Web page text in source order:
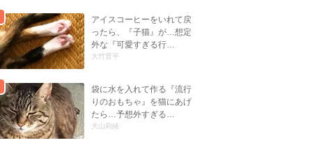
アイスコーヒーをいれて戻
ったら、『子猫』が…想定
外な『可愛すぎる行…
大竹晋平
袋に水を入れて作る『流行
りのおもちゃ』を猫にあげ
たら…予想外すぎる…
犬山莉緒